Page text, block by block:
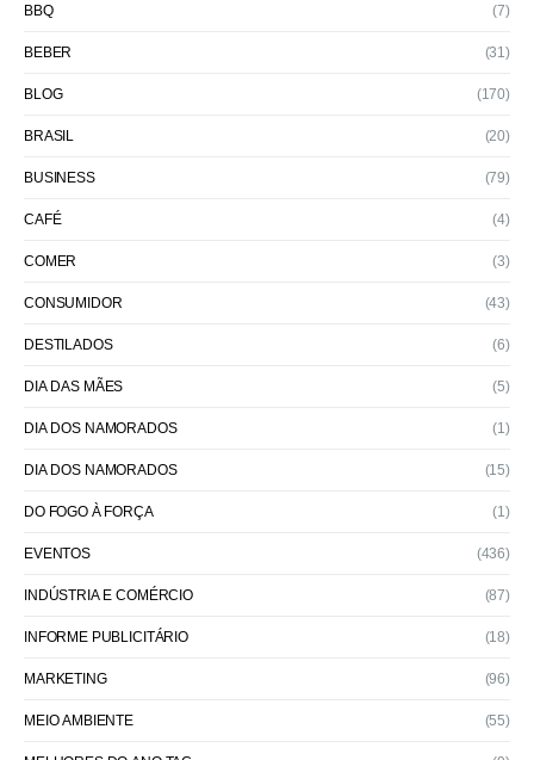
BBQ (7)
BEBER (31)
BLOG (170)
BRASIL (20)
BUSINESS (79)
CAFÉ (4)
COMER (3)
CONSUMIDOR (43)
DESTILADOS (6)
DIA DAS MÃES (5)
DIA DOS NAMORADOS (1)
DIA DOS NAMORADOS (15)
DO FOGO À FORÇA (1)
EVENTOS (436)
INDÚSTRIA E COMÉRCIO (87)
INFORME PUBLICITÁRIO (18)
MARKETING (96)
MEIO AMBIENTE (55)